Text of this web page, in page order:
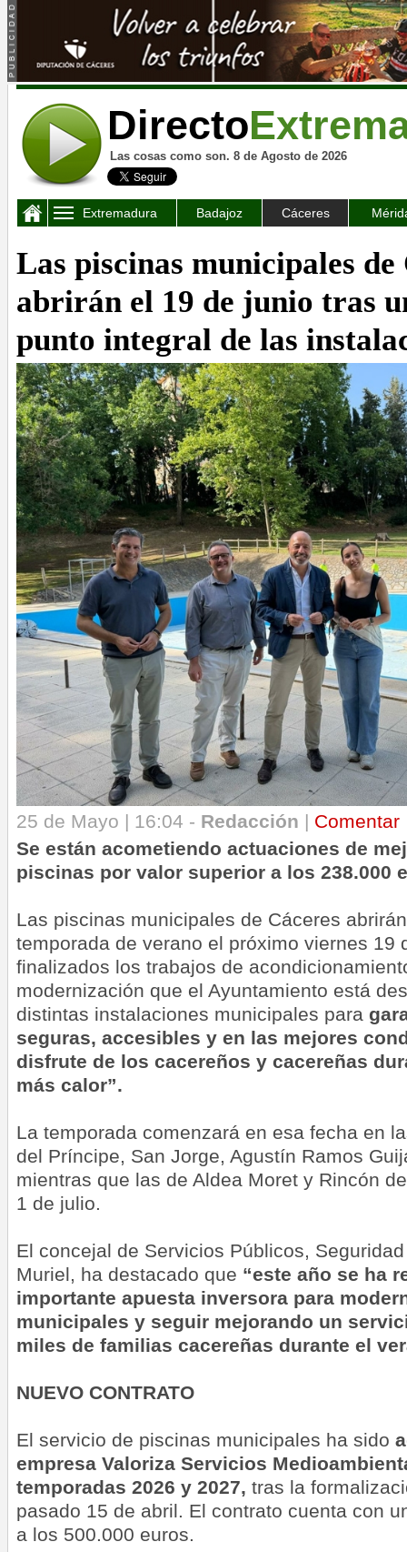
Directo
Las cosas como son. 8 de Agosto de 2026
Extremadura Badajoz Cáceres
Las piscinas municipales de
abrirán el 19 de junio tras
punto integral de las
25 de Mayo | 16:04 - Redacción | Comentar
Se están acometiendo actuaciones de
piscinas por valor superior a los 238.000
Las piscinas municipales de Cáceres
temporada de verano el próximo viernes 19
finalizados los trabajos de
modernización que el Ayuntamiento está
distintas instalaciones municipales para
seguras, accesibles y en las mejores
disfrute de los cacereños y cacereñas
más calor”.
La temporada comenzará en esa fecha en
del Príncipe, San Jorge, Agustín Ramos
mientras que las de Aldea Moret y Rincón
1 de julio.
El concejal de Servicios Públicos,
Muriel, ha destacado que “este año se ha
importante apuesta inversora para
municipales y seguir mejorando un
miles de familias cacereñas durante el
NUEVO CONTRATO
El servicio de piscinas municipales ha sido
empresa Valoriza Servicios
temporadas 2026 y 2027, tras la
pasado 15 de abril. El contrato cuenta con
a los 500.000 euros.